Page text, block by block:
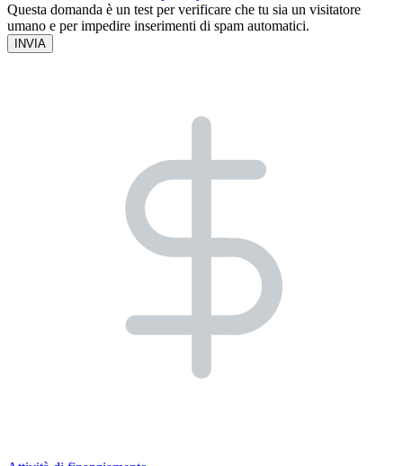
Questa domanda è un test per verificare che tu sia un visitatore
umano e per impedire inserimenti di spam automatici.